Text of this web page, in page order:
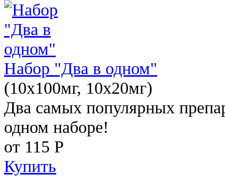
Набор "Два в одном"
(10x100мг, 10x20мг)
Два самых популярных
одном наборе!
от 115 Р
Купить